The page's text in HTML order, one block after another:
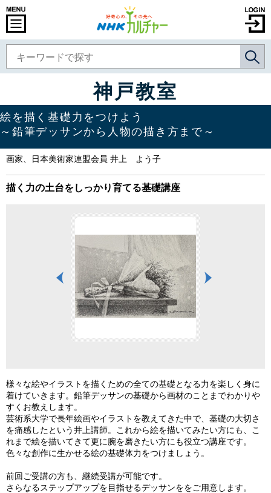
神戸教室
絵を描く基礎力をつけよう
～鉛筆デッサンから人物の描き方まで～
画家、日本美術家連盟会員 井上 よう子
描く力の土台をしっかり育てる基礎講座
様々な絵やイラストを描くための全ての基礎となる力を楽しく身に
着けていきます。鉛筆デッサンの基礎から画材のことまでわかりや
すくお教えします。
芸術系大学で長年絵画やイラストを教えてきた中で、基礎の大切さ
を痛感したという井上講師。これから絵を描いてみたい方にも、こ
れまで絵を描いてきて更に腕を磨きたい方にも役立つ講座です。
色々な創作に生かせる絵の基礎体力をつけましょう。
前回ご受講の方も、継続受講が可能です。
さらなるステップアップを目指せるデッサンををご用意します。